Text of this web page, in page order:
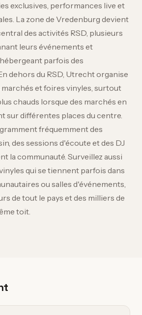
exclusives, performances live et
La zone de Vredenburg devient
des activités RSD, plusieurs
leurs événements et
parfois des
dehors du RSD, Utrecht organise
et foires vinyles, surtout
chauds lorsque des marchés en
sur différentes places du centre.
fréquemment des
des sessions d'écoute et des DJ
la communauté. Surveillez aussi
qui se tiennent parfois dans
ou salles d'événements,
de tout le pays et des milliers de
toit.